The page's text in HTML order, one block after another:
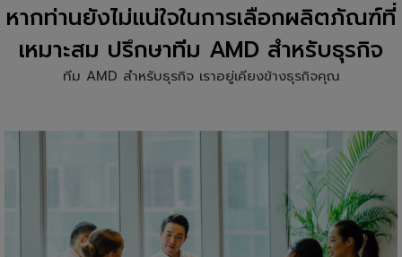
หากท่านยังไม่แน่ใจในการเลือกผลิตภัณฑ์ที่
เหมาะสม ปรึกษาทีม AMD สำหรับธุรกิจ
ทีม AMD สำหรับธุรกิจ เราอยู่เคียงข้างธุรกิจคุณ